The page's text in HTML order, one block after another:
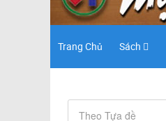
Trang Chủ Sách